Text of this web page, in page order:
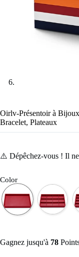
Oirlv-Présentoir à
Bracelet, Plateaux
⚠️ Dépêchez-vous ! Il ne
Color
Gagnez jusqu'à 78